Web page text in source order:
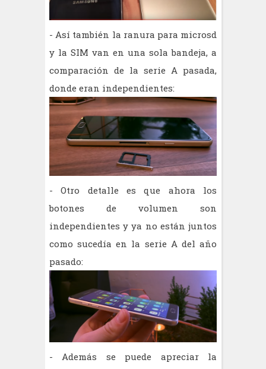
- Así también la ranura para microsd
y la SIM van en una sola bandeja, a
comparación de la serie A pasada,
donde eran independientes:
- Otro detalle es que ahora los
botones de volumen son
independientes y ya no están juntos
como sucedía en la serie A del año
pasado:
- Además se puede apreciar la